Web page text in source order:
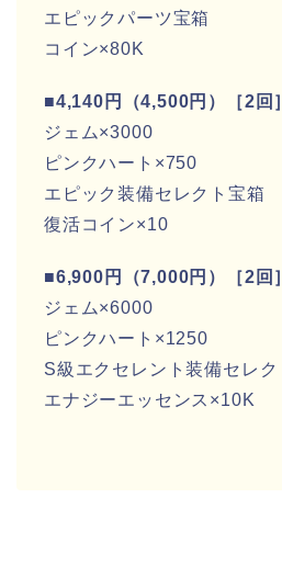
エピックパーツ宝箱
コイン×80K
■4,140円（4,500円）［2回］
ジェム×3000
ピンクハート×750
エピック装備セレクト宝箱
復活コイン×10
■6,900円（7,000円）［2回］
ジェム×6000
ピンクハート×1250
S級エクセレント装備セレク
エナジーエッセンス×10K